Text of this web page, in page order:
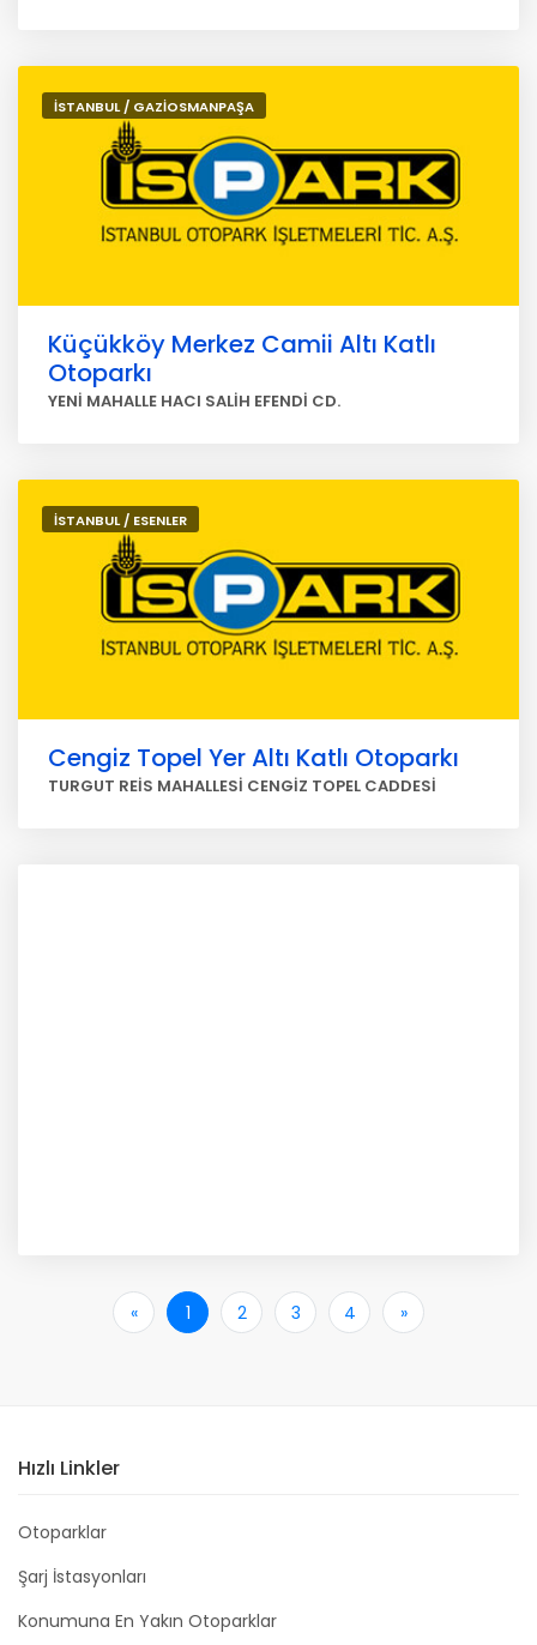
İSTANBUL / GAZİOSMANPAŞA
Küçükköy Merkez Camii Altı Katlı
Otoparkı
YENİ MAHALLE HACI SALİH EFENDİ CD.
İSTANBUL / ESENLER
Cengiz Topel Yer Altı Katlı Otoparkı
TURGUT REİS MAHALLESİ CENGİZ TOPEL CADDESİ
«İlk 1 2 3 4 »Son
Hızlı Linkler
Otoparklar
Şarj İstasyonları
Konumuna En Yakın Otoparklar